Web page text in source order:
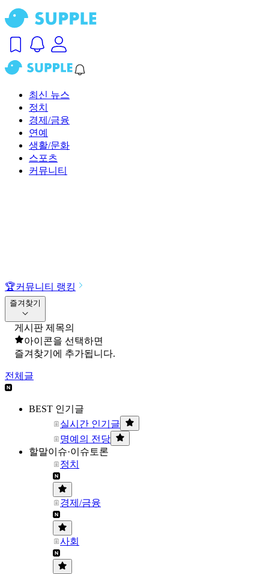
최신 뉴스
정치
경제/금융
연예
생활/문화
스포츠
커뮤니티
🏆커뮤니티 랭킹
즐겨찾기
게시판 제목의
아이콘을 선택하면
즐겨찾기에 추가됩니다.
전체글
BEST 인기글
실시간 인기글
명예의 전당
할말이슈·이슈토론
정치
경제/금융
사회